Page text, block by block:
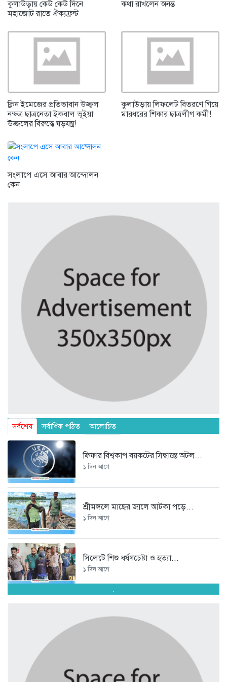
কুলাউড়ায় কেউ কেউ দিনে
মহাজোট রাতে ঐক্যফ্রন্ট
কথা রাখলেন অনন্ত
ক্লিন ইমেজের প্রতিভাবান উজ্জ্বল
নক্ষত্র ছাত্রনেতা ইকবাল ভূইয়া
উজ্জলের বিরুদ্ধে ষড়যন্ত্র!
কুলাউড়ায় লিফলেট বিতরণে গিয়ে
মারধরের শিকার ছাত্রলীগ কর্মী!
সংলাপে এসে আবার আন্দোলন
কেন
সর্বশেষ সর্বাধিক পঠিত আলোচিত
ফিফার বিশ্বকাপ বয়কটের সিদ্ধান্তে অটল...
১ দিন আগে
শ্রীমঙ্গলে মাছের জালে আটকা পড়ে...
১ দিন আগে
সিলেটে শিশু ধর্ষণচেষ্টা ও হত্যা...
১ দিন আগে
১ দিন আগে
.